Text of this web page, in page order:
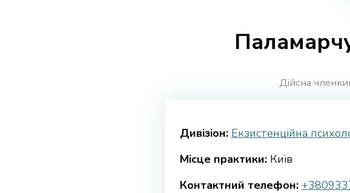
Дійсна
Дивізіон: Екзистенційна
Місце практики: Київ
Контактний телефон: